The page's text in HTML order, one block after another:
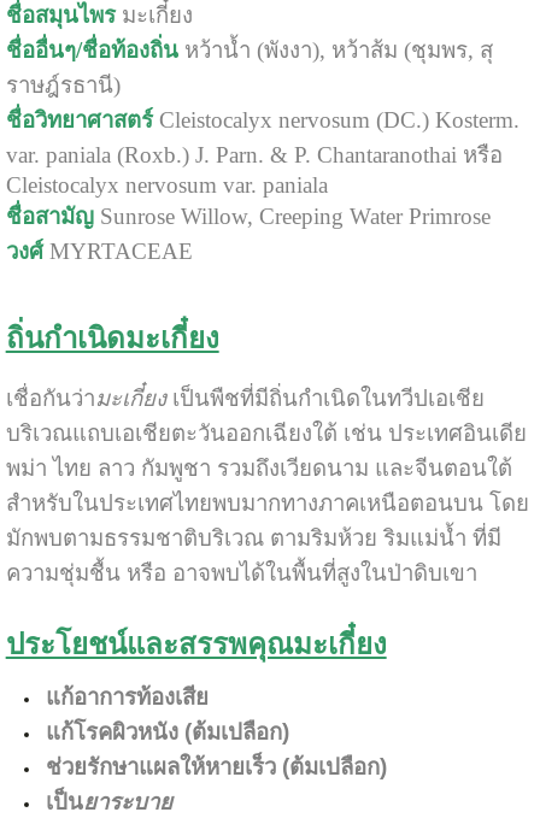
ชื่อสมุนไพร มะเกี๋ยง
ชื่ออื่นๆ/ชื่อท้องถิ่นหว้าน้ำ (พังงา), หว้าส้ม (ชุมพร, สุ
ราษฎ์รธานี)
ชื่อวิทยาศาสตร์Cleistocalyx nervosum (DC.) Kosterm.
var. paniala (Roxb.) J. Parn. & P. Chantaranothai หรือ
Cleistocalyx nervosum var. paniala
ชื่อสามัญSunrose Willow, Creeping Water Primrose
วงศ์MYRTACEAE
ถิ่นกำเนิดมะเกี๋ยง
เชื่อกันว่ามะเกี๋ยงเป็นพืชที่มีถิ่นกำเนิดในทวีปเอเชีย
บริเวณแถบเอเชียตะวันออกเฉียงใต้ เช่น ประเทศอินเดีย
พม่า ไทย ลาว กัมพูชา รวมถึงเวียดนาม และจีนตอนใต้
สำหรับในประเทศไทยพบมากทางภาคเหนือตอนบน โดย
มักพบตามธรรมชาติบริเวณ ตามริมห้วย ริมแม่น้ำ ที่มี
ความชุ่มชื้น หรือ อาจพบได้ในพื้นที่สูงในป่าดิบเขา
ประโยชน์และสรรพคุณมะเกี๋ยง
แก้อาการท้องเสีย
แก้โรคผิวหนัง (ต้มเปลือก)
ช่วยรักษาแผลให้หายเร็ว (ต้มเปลือก)
เป็นยาระบาย